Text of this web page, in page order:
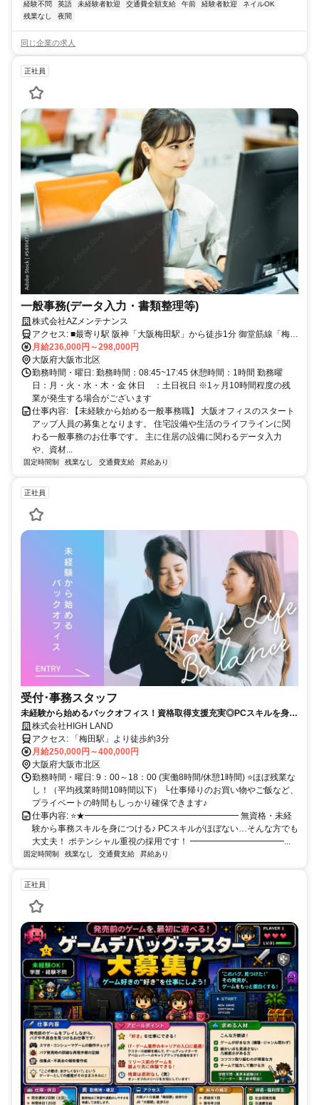
経験不問 英語 未経験者歓迎 交通費全額支給 午前 経験者歓迎
ネイルOK
残業なし
夜間
同じ企業の求人
正社員
一般事務(データ入力・書類整理等)
株式会社AZメンテナンス
アクセス: ■最寄り駅 阪神「大阪梅田駅」から徒歩1分 御堂筋線「梅田
駅」から徒歩1分 谷町線「東梅田駅」から徒歩2分 JR「大阪駅」から
徒歩3分 四つ橋線「西梅田駅」から徒歩3分 JR「北新地駅」から徒歩
4分
月給236,000円～298,000円
大阪府大阪市北区
勤務時間・曜日: 勤務時間：08:45~17:45 休憩時間：1時間 勤務曜
日：月・火・水・木・金 休日 ：土日祝日 ※1ヶ月10時間程度の残
業が発生する場合がございます
仕事内容: 【未経験から始める一般事務職】 大阪オフィスのスタート
アップ人員の募集となります。 住宅設備や生活のライフラインに関
わる一般事務のお仕事です。 主に住居の設備に関わるデータ入力
や、資材...
固定時間制 残業なし 交通費支給 昇給あり
正社員
受付･事務スタッフ
未経験から始めるバックオフィス！資格取得支援充実◎PCスキルを身に
つけたい方に♪／服装ネイル自由／年間休日125日×土日祝休み
株式会社HIGH LAND
アクセス: 「梅田駅」より徒歩約3分
月給250,000円～400,000円
大阪府大阪市北区
勤務時間・曜日: 9：00～18：00 (実働8時間/休憩1時間) ⭐ほぼ残業な
し！（平均残業時間10時間以下） └仕事帰りのお買い物やご飯など、
プライベートの時間もしっかり確保できます♪
仕事内容: ⭐★━━━━━━━━━━━━━━━━━━ 無資格・未経
験から事務スキルを身につける♪ PCスキルがほぼない…そんな方でも
大丈夫！ ポテンシャル重視の採用です！ ━━━━━━━━━━━...
固定時間制 残業なし 交通費支給 昇給あり
正社員